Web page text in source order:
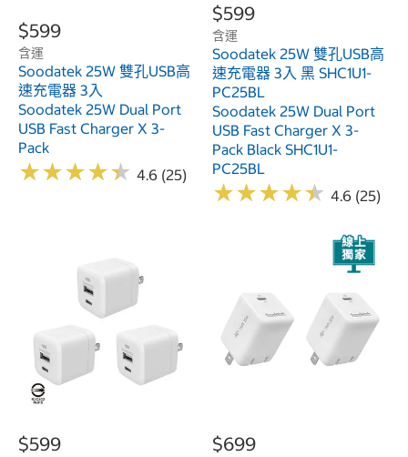
$599
含運
Soodatek 25W 雙孔USB高
速充電器 3入
Soodatek 25W Dual Port
USB Fast Charger X 3-
Pack
★★★★★
★★★★★ 4.6 (25)
$599
含運
Soodatek 25W 雙孔USB高
速充電器 3入 黑 SHC1U1-
PC25BL
Soodatek 25W Dual Port
USB Fast Charger X 3-
Pack Black SHC1U1-
PC25BL
★★★★★
★★★★★ 4.6 (25)
$599 $699